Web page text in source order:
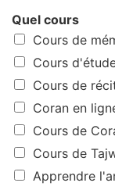
Quel cours
Cours de
Cours
Cours de
Coran en
Cours de
Cours de
Apprendre